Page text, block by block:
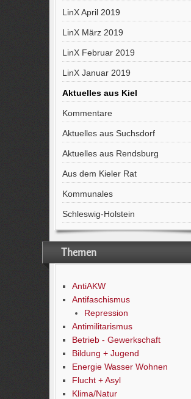
LinX April 2019
LinX März 2019
LinX Februar 2019
LinX Januar 2019
Aktuelles aus Kiel
Kommentare
Aktuelles aus Suchsdorf
Aktuelles aus Rendsburg
Aus dem Kieler Rat
Kommunales
Schleswig-Holstein
Themen
AntiAKW
Antifaschismus
Repression
Antimilitarismus
Betrieb - Gewerkschaft
Bildung + Jugend
Energie Wasser Wohnen
Flucht + Asyl
Klima/Natur